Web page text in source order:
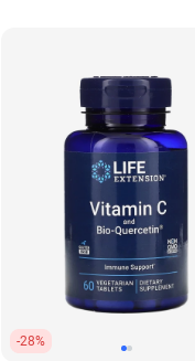
-28%